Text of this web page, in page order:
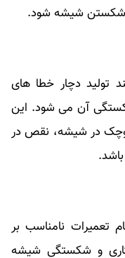
شکستن شیشه شود.
تولید دچار خطا های
آن می شود. این
در شیشه، نقص در
تعمیرات نامناسب بر
و شکستگی شیشه